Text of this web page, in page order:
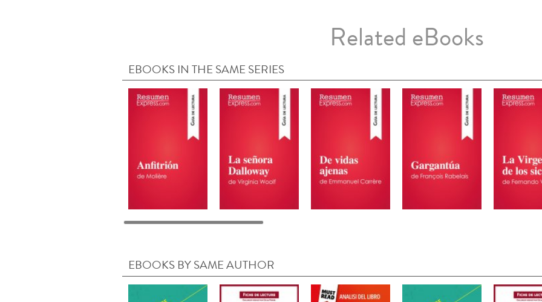
Related eBooks
EBOOKS IN THE SAME SERIES
EBOOKS BY SAME AUTHOR